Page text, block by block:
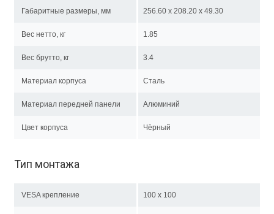
Габаритные размеры, мм 256.60 x 208.20 x 49.30
Вес нетто, кг 1.85
Вес брутто, кг 3.4
Материал корпуса Сталь
Материал передней панели Алюминий
Цвет корпуса Чёрный
Тип монтажа
VESA крепление 100 x 100